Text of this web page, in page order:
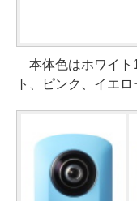
本体色はホワイト
ト、ピンク、イエ